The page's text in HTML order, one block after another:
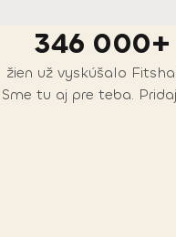
346 000+
žien už vyskúšalo
Sme tu aj pre teba.